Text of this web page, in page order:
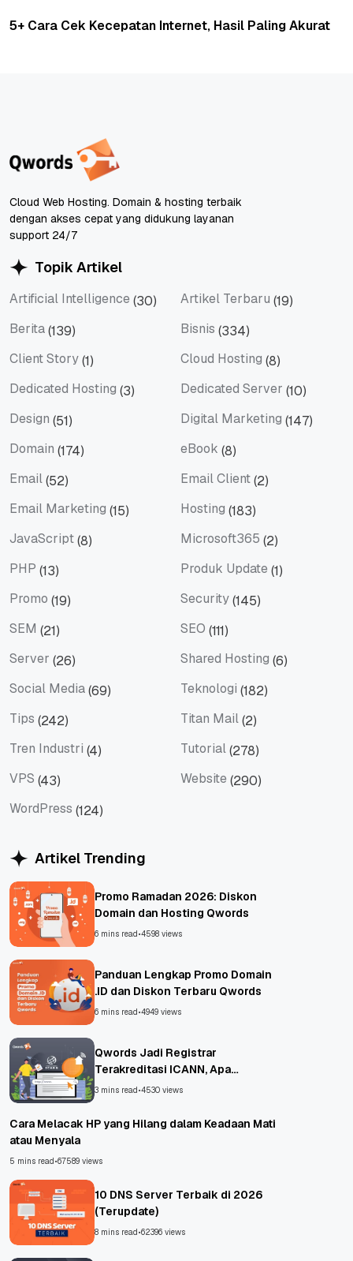
5+ Cara Cek Kecepatan Internet, Hasil Paling Akurat
Cloud Web Hosting. Domain & hosting terbaik
dengan akses cepat yang didukung layanan
support 24/7
Topik Artikel
Artificial Intelligence (30) Artikel Terbaru (19)
Berita(139) Bisnis (334)
Client Story(1) Cloud Hosting (8)
Dedicated Hosting (3) Dedicated Server (10)
Design (51) Digital Marketing (147)
Domain (174) eBook (8)
Email(52) Email Client(2)
Email Marketing (15) Hosting (183)
JavaScript(8) Microsoft365 (2)
PHP (13) Produk Update (1)
Promo (19) Security(145)
SEM (21) SEO (111)
Server (26) Shared Hosting (6)
Social Media(69) Teknologi (182)
Tips (242) Titan Mail(2)
Tren Industri (4) Tutorial(278)
VPS (43) Website (290)
WordPress (124)
Artikel Trending
Promo Ramadan 2026: Diskon
Domain dan Hosting Qwords
6 mins read •4598 views
Panduan Lengkap Promo Domain
.ID dan Diskon Terbaru Qwords
6 mins read •4949 views
Qwords Jadi Registrar
Terakreditasi ICANN, Apa
Untungnya?
3 mins read •4530 views
Cara Melacak HP yang Hilang dalam Keadaan Mati
atau Menyala
5 mins read •67589 views
10 DNS Server Terbaik di 2026
(Terupdate)
8 mins read •62396 views